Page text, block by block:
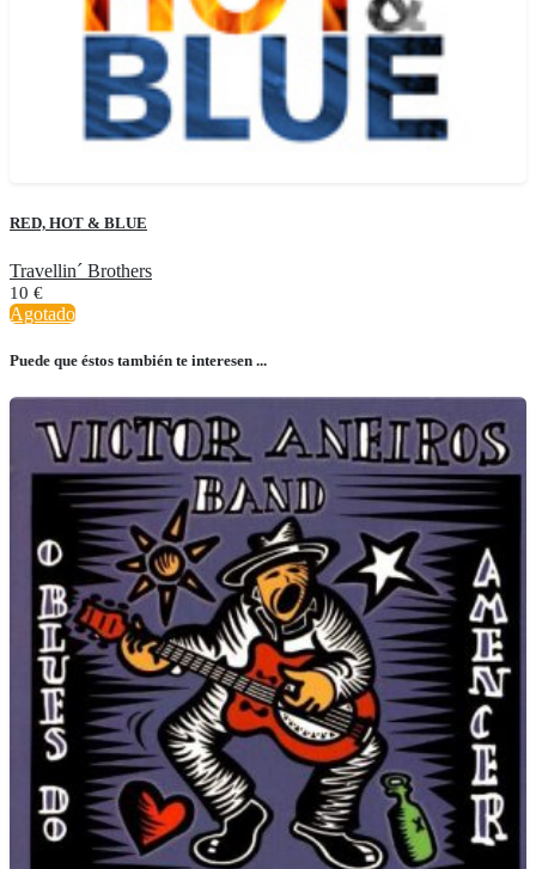
RED, HOT & BLUE
Travellin´ Brothers
10 €
Agotado
Puede que éstos también te interesen ...